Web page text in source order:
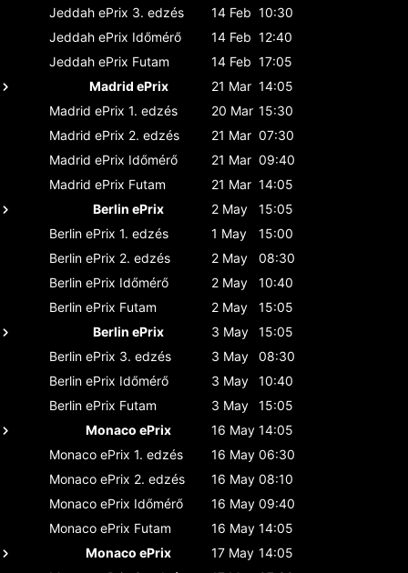
Jeddah ePrix 3. edzés 14 Feb 10:30
Jeddah ePrix Időmérő 14 Feb 12:40
Jeddah ePrix Futam 14 Feb 17:05
Madrid ePrix
21 Mar 14:05
Madrid ePrix 1. edzés 20 Mar 15:30
Madrid ePrix 2. edzés 21 Mar 07:30
Madrid ePrix Időmérő 21 Mar 09:40
Madrid ePrix Futam 21 Mar 14:05
Berlin ePrix
2 May
15:05
Berlin ePrix 1. edzés 1 May
15:00
Berlin ePrix 2. edzés 2 May
08:30
Berlin ePrix Időmérő 2 May
10:40
Berlin ePrix Futam 2 May
15:05
Berlin ePrix
3 May
15:05
Berlin ePrix 3. edzés 3 May
08:30
Berlin ePrix Időmérő 3 May
10:40
Berlin ePrix Futam 3 May
15:05
Monaco ePrix
16 May 14:05
Monaco ePrix 1. edzés 16 May 06:30
Monaco ePrix 2. edzés 16 May 08:10
Monaco ePrix Időmérő 16 May 09:40
Monaco ePrix Futam 16 May 14:05
Monaco ePrix
17 May 14:05